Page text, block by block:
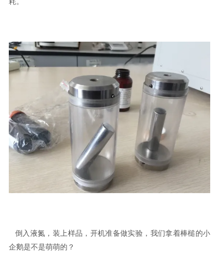
倒入液氮，装上样品，开机准备做实验，我们拿着棒槌的小
企鹅是不是萌萌的？